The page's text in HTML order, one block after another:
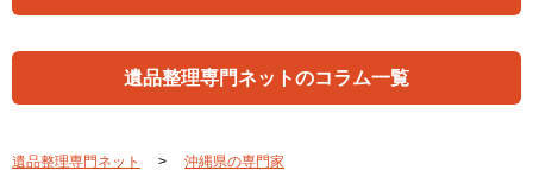
遺品整理専門ネットのコラム一覧
遺品整理専門ネット 沖縄県の専門家